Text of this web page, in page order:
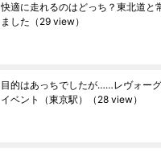
快適に走れるのはどっち？東北道と
ました （29 view）
目的はあっちでしたが……レヴォー
イベント（東京駅）
（28 view）